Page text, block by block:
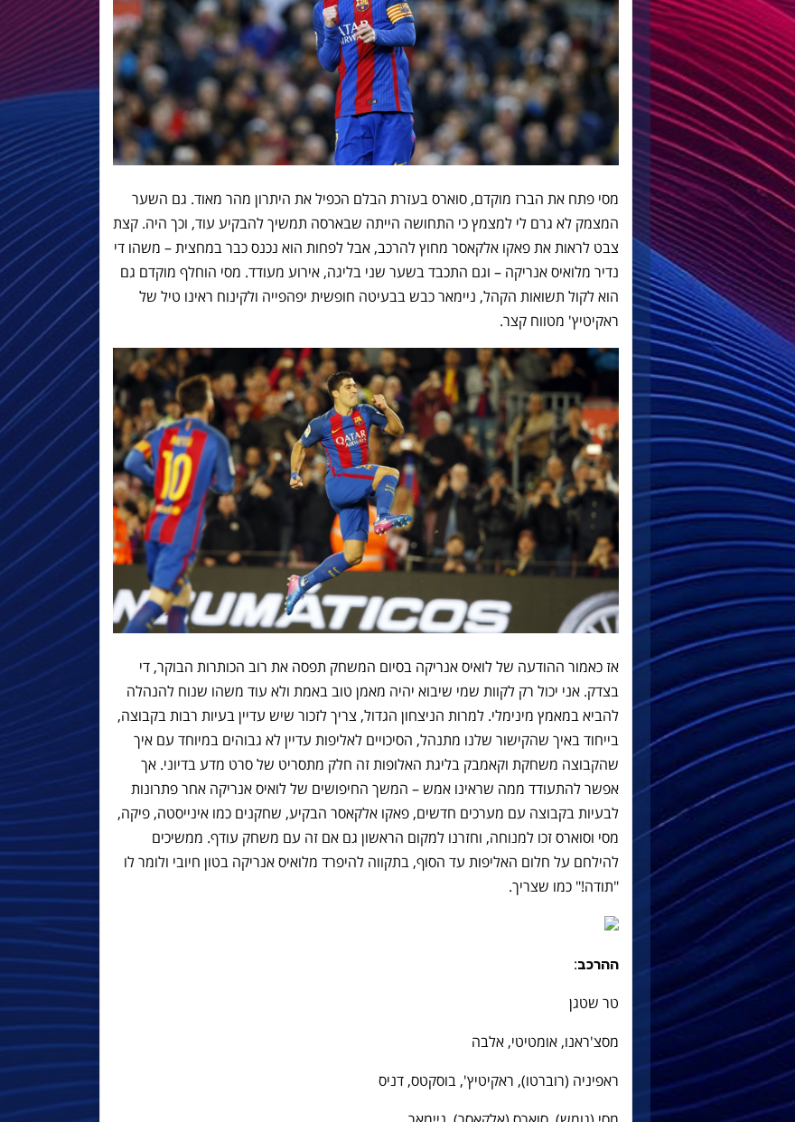
מסי פתח את הברז מוקדם, סוארס בעזרת הבלם הכפיל את היתרון מהר מאוד. גם השער
המצמק לא גרם לי למצמץ כי התחושה הייתה שבארסה תמשיך להבקיע עוד, וכך היה. קצת
צבט לראות את פאקו אלקאסר מחוץ להרכב, אבל לפחות הוא נכנס כבר במחצית – משהו די
נדיר מלואיס אנריקה – וגם התכבד בשער שני בליגה, אירוע מעודד. מסי הוחלף מוקדם גם
הוא לקול תשואות הקהל, ניימאר כבש בבעיטה חופשית יפהפייה ולקינוח ראינו טיל של
ראקיטיץ' מטווח קצר.
אז כאמור ההודעה של לואיס אנריקה בסיום המשחק תפסה את רוב הכותרות הבוקר, די
בצדק. אני יכול רק לקוות שמי שיבוא יהיה מאמן טוב באמת ולא עוד משהו שנוח להנהלה
להביא במאמץ מינימלי. למרות הניצחון הגדול, צריך לזכור שיש עדיין בעיות רבות בקבוצה,
בייחוד באיך שהקישור שלנו מתנהל, הסיכויים לאליפות עדיין לא גבוהים במיוחד עם איך
שהקבוצה משחקת וקאמבק בליגת האלופות זה חלק מתסריט של סרט מדע בדיוני. אך
אפשר להתעודד ממה שראינו אמש – המשך החיפושים של לואיס אנריקה אחר פתרונות
לבעיות בקבוצה עם מערכים חדשים, פאקו אלקאסר הבקיע, שחקנים כמו אינייסטה, פיקה,
מסי וסוארס זכו למנוחה, וחזרנו למקום הראשון גם אם זה עם משחק עודף. ממשיכים
להילחם על חלום האליפות עד הסוף, בתקווה להיפרד מלואיס אנריקה בטון חיובי ולומר לו
"תודה!" כמו שצריך.
ההרכב:
טר שטגן
מסצ'ראנו, אומטיטי, אלבה
ראפיניה (רוברטו), ראקיטיץ', בוסקטס, דניס